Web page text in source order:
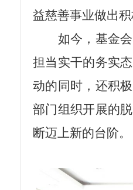
益慈善事业做出
如今，基金
担当实干的务实
动的同时，还积
部门组织开展的
断迈上新的台阶。